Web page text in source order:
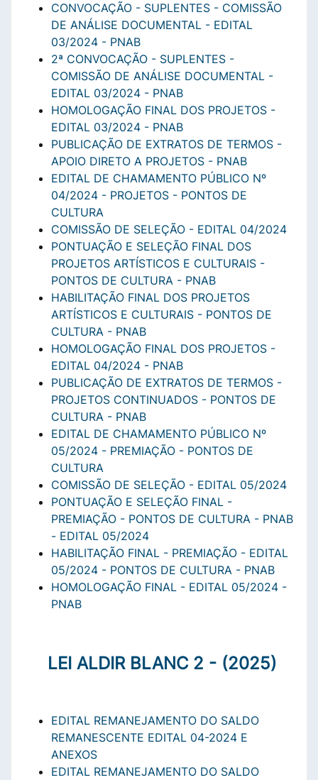
CONVOCAÇÃO - SUPLENTES - COMISSÃO
DE ANÁLISE DOCUMENTAL - EDITAL
03/2024 - PNAB
2ª CONVOCAÇÃO - SUPLENTES -
COMISSÃO DE ANÁLISE DOCUMENTAL -
EDITAL 03/2024 - PNAB
HOMOLOGAÇÃO FINAL DOS PROJETOS -
EDITAL 03/2024 - PNAB
PUBLICAÇÃO DE EXTRATOS DE TERMOS -
APOIO DIRETO A PROJETOS - PNAB
EDITAL DE CHAMAMENTO PÚBLICO Nº
04/2024 - PROJETOS - PONTOS DE
CULTURA
COMISSÃO DE SELEÇÃO - EDITAL 04/2024
PONTUAÇÃO E SELEÇÃO FINAL DOS
PROJETOS ARTÍSTICOS E CULTURAIS -
PONTOS DE CULTURA - PNAB
HABILITAÇÃO FINAL DOS PROJETOS
ARTÍSTICOS E CULTURAIS - PONTOS DE
CULTURA - PNAB
HOMOLOGAÇÃO FINAL DOS PROJETOS -
EDITAL 04/2024 - PNAB
PUBLICAÇÃO DE EXTRATOS DE TERMOS -
PROJETOS CONTINUADOS - PONTOS DE
CULTURA - PNAB
EDITAL DE CHAMAMENTO PÚBLICO Nº
05/2024 - PREMIAÇÃO - PONTOS DE
CULTURA
COMISSÃO DE SELEÇÃO - EDITAL 05/2024
PONTUAÇÃO E SELEÇÃO FINAL -
PREMIAÇÃO - PONTOS DE CULTURA - PNAB
- EDITAL 05/2024
HABILITAÇÃO FINAL - PREMIAÇÃO - EDITAL
05/2024 - PONTOS DE CULTURA - PNAB
HOMOLOGAÇÃO FINAL - EDITAL 05/2024 -
PNAB
LEI ALDIR BLANC 2 - (2025)
EDITAL REMANEJAMENTO DO SALDO
REMANESCENTE EDITAL 04-2024 E
ANEXOS
EDITAL REMANEJAMENTO DO SALDO